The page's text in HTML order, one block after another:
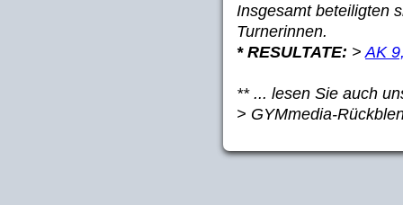
Insgesamt beteiligten
Turnerinnen.
* RESULTATE: > AK
** ... lesen Sie auch
> GYMmedia-